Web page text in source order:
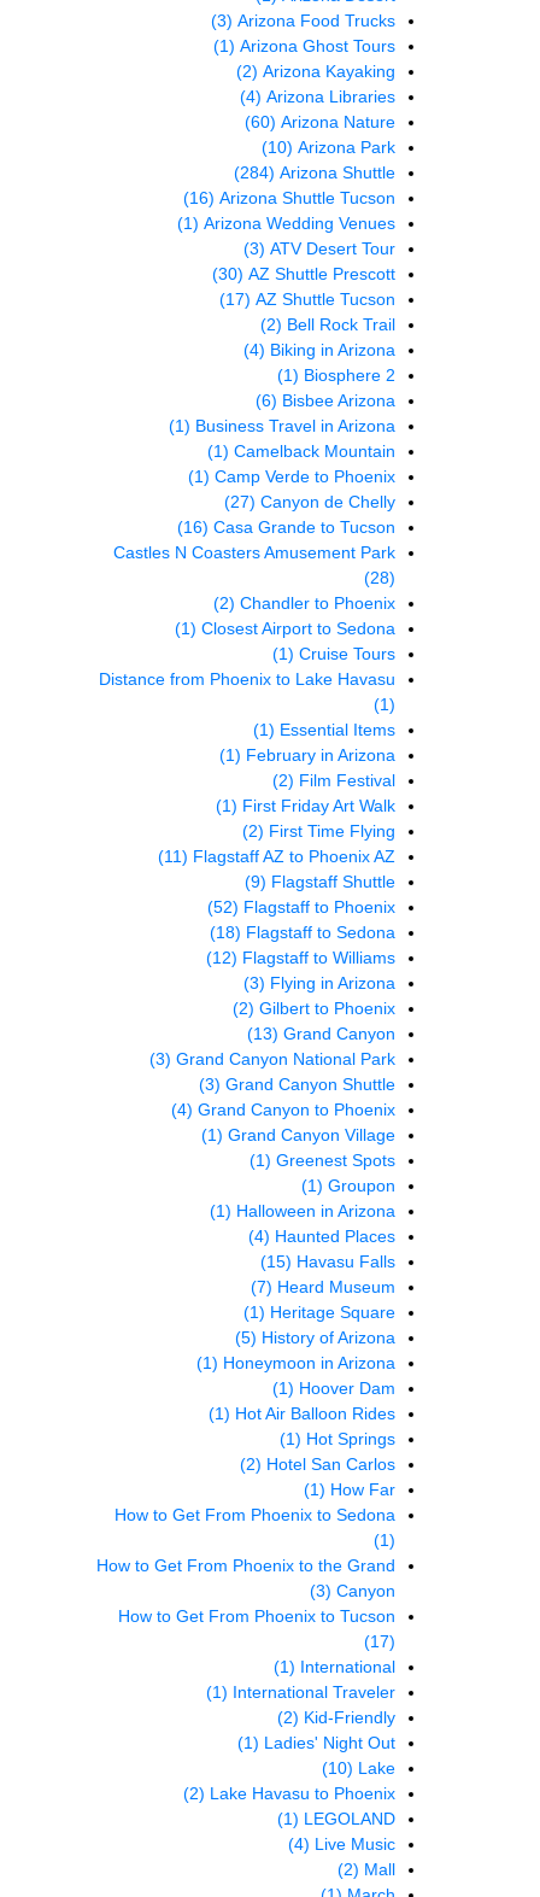
Arizona Food Trucks
(3)
Arizona Ghost Tours
(1)
Arizona Kayaking
(2)
Arizona Libraries
(4)
Arizona Nature
(60)
Arizona Park
(10)
Arizona Shuttle
(284)
Arizona Shuttle Tucson
(16)
Arizona Wedding Venues
(1)
ATV Desert Tour
(3)
AZ Shuttle Prescott
(30)
AZ Shuttle Tucson
(17)
Bell Rock Trail
(2)
Biking in Arizona
(4)
Biosphere 2
(1)
Bisbee Arizona
(6)
Business Travel in Arizona
(1)
Camelback Mountain
(1)
Camp Verde to Phoenix
(1)
Canyon de Chelly
(27)
Casa Grande to Tucson
(16)
Castles N Coasters Amusement Park
(28)
Chandler to Phoenix
(2)
Closest Airport to Sedona
(1)
Cruise Tours
(1)
Distance from Phoenix to Lake Havasu
(1)
Essential Items
(1)
February in Arizona
(1)
Film Festival
(2)
First Friday Art Walk
(1)
First Time Flying
(2)
Flagstaff AZ to Phoenix AZ
(11)
Flagstaff Shuttle
(9)
Flagstaff to Phoenix
(52)
Flagstaff to Sedona
(18)
Flagstaff to Williams
(12)
Flying in Arizona
(3)
Gilbert to Phoenix
(2)
Grand Canyon
(13)
Grand Canyon National Park
(3)
Grand Canyon Shuttle
(3)
Grand Canyon to Phoenix
(4)
Grand Canyon Village
(1)
Greenest Spots
(1)
Groupon
(1)
Halloween in Arizona
(1)
Haunted Places
(4)
Havasu Falls
(15)
Heard Museum
(7)
Heritage Square
(1)
History of Arizona
(5)
Honeymoon in Arizona
(1)
Hoover Dam
(1)
Hot Air Balloon Rides
(1)
Hot Springs
(1)
Hotel San Carlos
(2)
How Far
(1)
How to Get From Phoenix to Sedona
(1)
How to Get From Phoenix to the Grand
Canyon
(3)
How to Get From Phoenix to Tucson
(17)
International
(1)
International Traveler
(1)
Kid-Friendly
(2)
Ladies' Night Out
(1)
Lake
(10)
Lake Havasu to Phoenix
(2)
LEGOLAND
(1)
Live Music
(4)
Mall
(2)